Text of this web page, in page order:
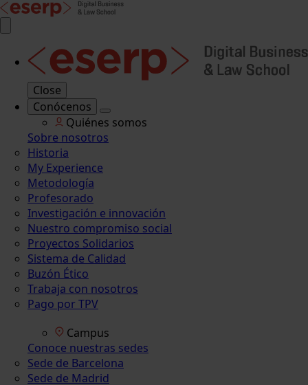
Close
Conócenos
Quiénes somos
Sobre nosotros
Historia
My Experience
Metodología
Profesorado
Investigación e innovación
Nuestro compromiso social
Proyectos Solidarios
Sistema de Calidad
Buzón Ético
Trabaja con nosotros
Pago por TPV
Campus
Conoce nuestras sedes
Sede de Barcelona
Sede de Madrid